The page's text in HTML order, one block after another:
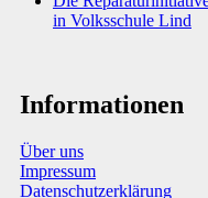
in Volksschule Lind
Informationen
Über uns
Impressum
Datenschutzerklärung